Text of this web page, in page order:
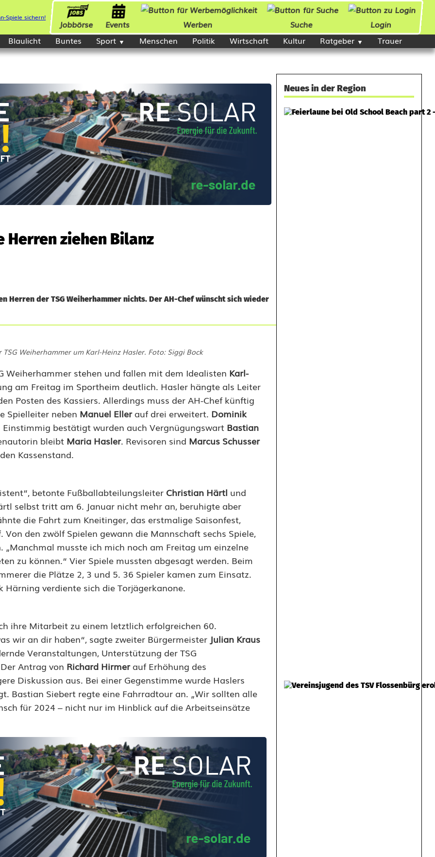
Jobbörse Events Werben Suche
Login
Blaulicht Buntes Sport Menschen Politik Wirtschaft Kultur Ratgeber Trauer
ziehen Bilanz
Herren der TSG Weiherhammer nichts. Der AH-Chef wünscht sich wieder
Weiherhammer um Karl-Heinz Hasler. Foto: Siggi Bock
Weiherhammer stehen und fallen mit dem Idealisten Karl-
am Freitag im Sportheim deutlich. Hasler hängte als Leiter
Posten des Kassiers. Allerdings muss der AH-Chef künftig
Spielleiter neben Manuel Ellerauf drei erweitert. Dominik
bestätigt wurden auch Vergnügungswart Bastian
bleibt Maria Hasler. Revisoren sind Marcus Schusser
Kassenstand.
betonte Fußballabteilungsleiter Christian Härtl und
selbst tritt am 6. Januar nicht mehr an, beruhigte aber
die Fahrt zum Kneitinger, das erstmalige Saisonfest,
den zwölf Spielen gewann die Mannschaft sechs Spiele,
musste ich mich noch am Freitag um einzelne
zu können.“ Vier Spiele mussten abgesagt werden. Beim
die Plätze 2, 3 und 5. 36 Spieler kamen zum Einsatz.
verdiente sich die Torjägerkanone.
ihre Mitarbeit zu einem letztlich erfolgreichen 60.
wir an dir haben“, sagte zweiter Bürgermeister Julian Kraus
Veranstaltungen, Unterstützung der TSG
Antrag von Richard Hirmerauf Erhöhung des
Diskussion aus. Bei einer Gegenstimme wurde Haslers
Bastian Siebert regte eine Fahrradtour an. „Wir sollten alle
für 2024 – nicht nur im Hinblick auf die Arbeitseinsätze
Neues in der Region